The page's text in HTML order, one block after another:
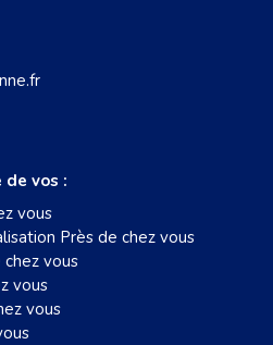
vos :
vous
Près de chez vous
vous
vous
vous